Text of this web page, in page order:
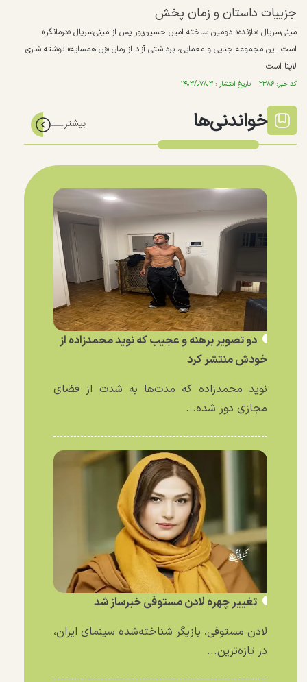
جزییات داستان و زمان پخش
مینی‌سریال «بازنده» دومین ساخته امین حسین‌پور پس از مینی‌سریال «درمانگر»
است. این مجموعه جنایی و معمایی، برداشتی آزاد از رمان «زن همسایه» نوشته شاری
لاپنا است.
کد خبر: ۲۳۸۶ تاریخ انتشار : ۱۴۰۳/۰۷/۰۳
خواندنی‌ها
دو تصویر برهنه و عجیب که نوید محمدزاده از
خودش منتشر کرد
نوید محمدزاده که مدت‌ها به شدت از فضای
مجازی دور شده...
تغییر چهره لادن مستوفی خبرساز شد
لادن مستوفی، بازیگر شناخته‌شده سینمای ایران،
در تازه‌ترین...